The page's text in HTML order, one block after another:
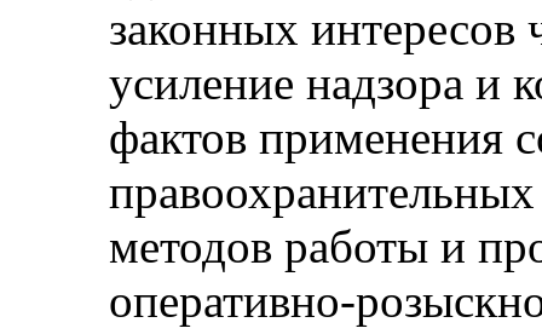
законных интересов
усиление надзора и
фактов применения
методов работы и
оперативно-